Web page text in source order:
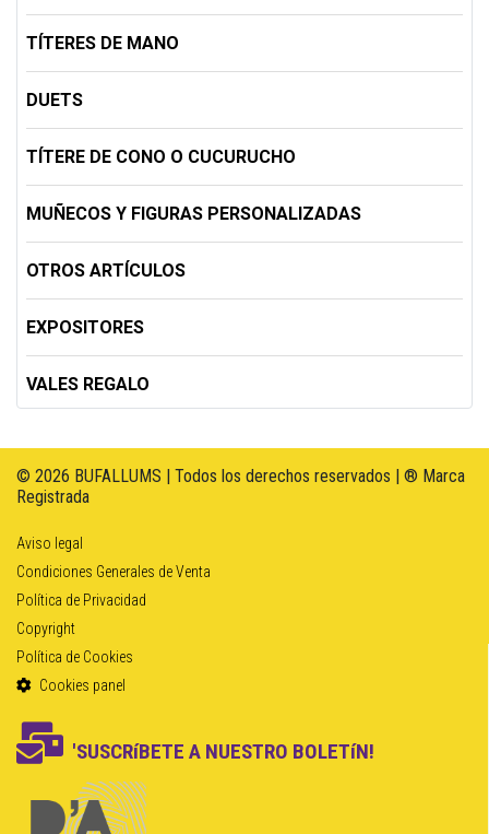
TÍTERES DE MANO
DUETS
TÍTERE DE CONO O CUCURUCHO
MUÑECOS Y FIGURAS PERSONALIZADAS
OTROS ARTÍCULOS
EXPOSITORES
VALES REGALO
© 2026 BUFALLUMS | Todos los derechos reservados | ® Marca
Registrada
Aviso legal
Condiciones Generales de Venta
Política de Privacidad
Copyright
Política de Cookies
Cookies panel
'SUSCRíBETE A NUESTRO BOLETíN!